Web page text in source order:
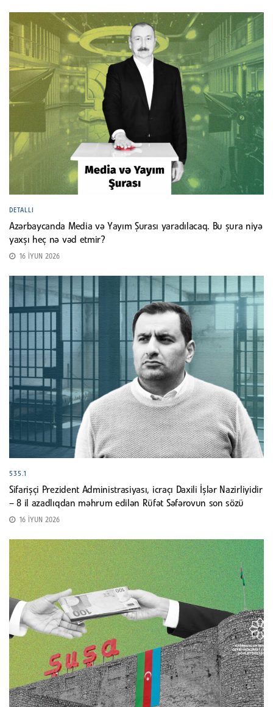
DETALLI
Azərbaycanda Media və Yayım Şurası yaradılacaq. Bu şura niyə
yaxşı heç nə vəd etmir?
16 İYUN 2026
535.1
Sifarişçi Prezident Administrasiyası, icraçı Daxili İşlər Nazirliyidir
– 8 il azadlıqdan məhrum edilən Rüfət Səfərovun son sözü
16 İYUN 2026